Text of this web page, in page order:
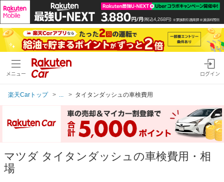
メニュー ログイン
楽天Carトップ タイタンダッシュの車検費用
マツダ タイタンダッシュの車検費用・相
場